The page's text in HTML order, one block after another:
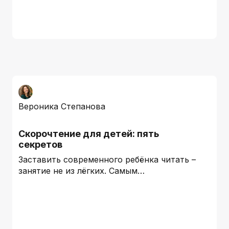
Вероника Степанова
Скорочтение для детей: пять
секретов
Заставить современного ребёнка читать –
занятие не из лёгких. Самым…